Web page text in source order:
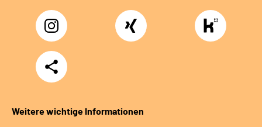
Instagram Xing
https://
rentenversicherung-
nordbayern6
Teilen
Weitere wichtige Informationen